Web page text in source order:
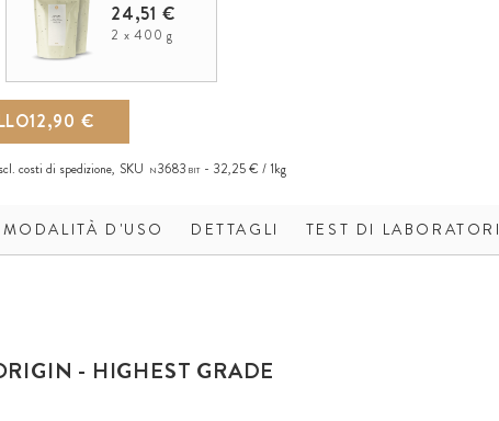
24,51 €
2 x 400 g
12,90 €
costi di spedizione, SKU N3683 BIT 32,25 € / 1kg
MODALITÀ D'USO DETTAGLI TEST DI
- HIGHEST GRADE